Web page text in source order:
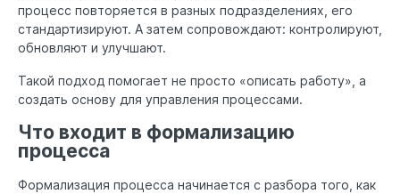
процесс повторяется в разных подразделениях, его
стандартизируют. А затем сопровождают: контролируют,
обновляют и улучшают.
Такой подход помогает не просто «описать работу», а
создать основу для управления процессами.
Что входит в формализацию
процесса
Формализация процесса начинается с разбора того, как